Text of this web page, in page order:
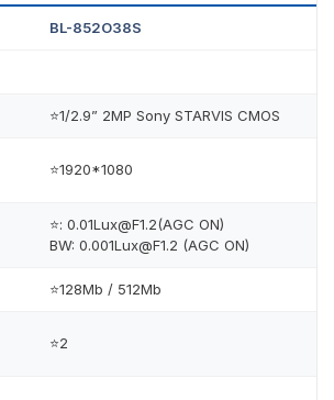
để mua camera ZKTeco BL-
hoàn toàn miễn phí. Hỗ trợ lắp đặt,
BL-852O38S
⭐1/2.9” 2MP Sony STARVIS CMOS
⭐1920*1080
⭐: 0.01Lux@F1.2(AGC ON)
BW: 0.001Lux@F1.2 (AGC ON)
⭐128Mb / 512Mb
⭐2